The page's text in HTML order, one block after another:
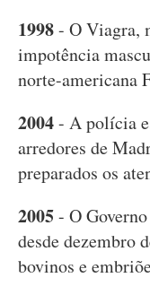
1998- O Viagra,
impotência
norte-americana
2004- A polícia
arredores de
preparados os
2005- O
desde dezembro
bovinos e